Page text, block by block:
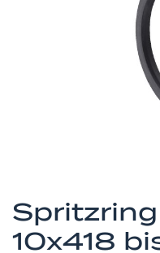
10x418
Anfang
der
Bildergalerie